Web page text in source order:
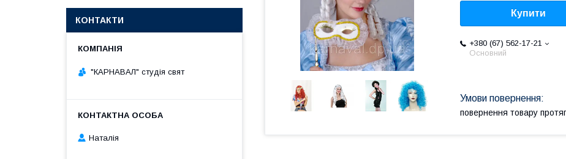
Купити
+380 (67) 562-17-21
Основний
повернення товару
КОНТАКТИ
"КАРНАВАЛ" студія свят
Наталія